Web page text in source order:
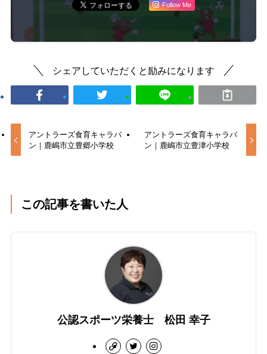
Follow Me
シェアしていただくと励みになります
アントラーズ食育キャラバ
ン｜鹿嶋市立豊郷小学校
アントラーズ食育キャラバ
ン｜鹿嶋市立豊津小学校
この記事を書いた人
公認スポーツ栄養士 松田 幸子